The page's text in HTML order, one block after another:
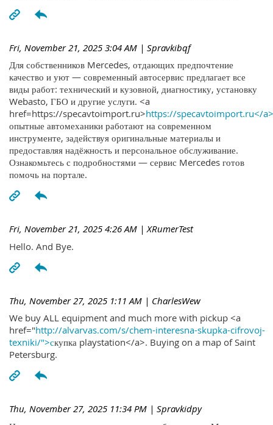
Fri, November 21, 2025 3:04 AM | Spravkibqf
Для собственников Mercedes, отдающих предпочтение
качество и уют — современный автосервис предлагает все
виды работ: технический и кузовной, диагностику, установку
Webasto, ГБО и другие услуги. <a
href=https://specavtoimport.ru>https://specavtoimport.ru</a>
опытные автомеханики работают на современном
инструменте, задействуя оригинальные материалы и
предоставляя надёжность и персональное обслуживание.
Ознакомьтесь с подробностями — сервис Mercedes готов
помочь на портале.
Fri, November 21, 2025 4:26 AM | XRumerTest
Hello. And Bye.
Thu, November 27, 2025 1:11 AM | CharlesWew
We buy ALL equipment and much more with pickup <a
href="http://alvarvas.com/s/chem-interesna-skupka-cifrovoj-
texniki/">скупка playstation</a>. Buying on a map of Saint
Petersburg.
Thu, November 27, 2025 11:34 PM | Spravkidpy